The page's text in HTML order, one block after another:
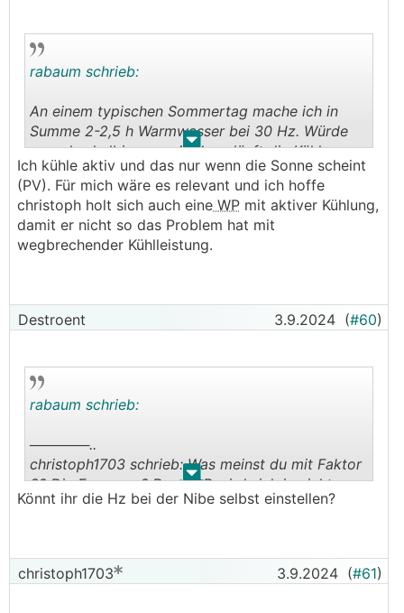
. .
rabaum schrieb:
An einem typischen Sommertag mache ich in
Summe 2-2,5 h Warmwasser bei 30 Hz. Würde
man das halbieren, naja dann läuft die Kühlung
23 statt nur 22 Stunden. Ob das in einen
messbaren Bereich kommt, weiß ich nicht.
Ich kühle aktiv und das nur wenn die Sonne scheint
(PV). Für mich wäre es relevant und ich hoffe
christoph holt sich auch eine WP mit aktiver Kühlung,
damit er nicht so das Problem hat mit
wegbrechender Kühlleistung.
Destroent 3.9.2024 (#60)
. .
rabaum schrieb:
──────..
christoph1703 schrieb: Was meinst du mit Faktor
3? Die Frequenz? Der COP wird sich ja nicht
verdreifachen.
30 Hz auf zB 90 Hz
Der COP (mehr ist ja besser) würde sich dritteln,
Könnt ihr die Hz bei der Nibe selbst einstellen?
christoph1703 3.9.2024 (#61)